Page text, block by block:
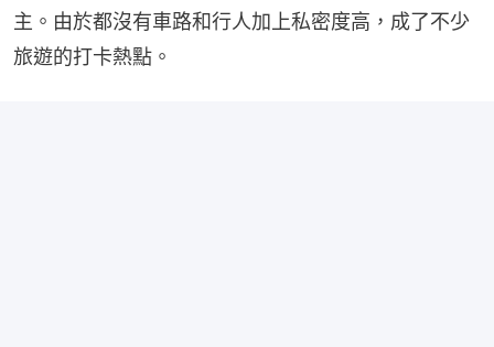
主。由於都沒有車路和行人加上私密度高，成了不少
旅遊的打卡熱點。